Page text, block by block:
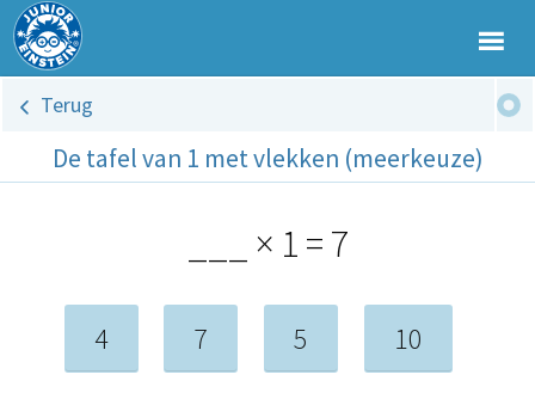
Terug
De tafel van 1 met vlekken (meerkeuze)
___ × 1 = 7
4 7 5 10